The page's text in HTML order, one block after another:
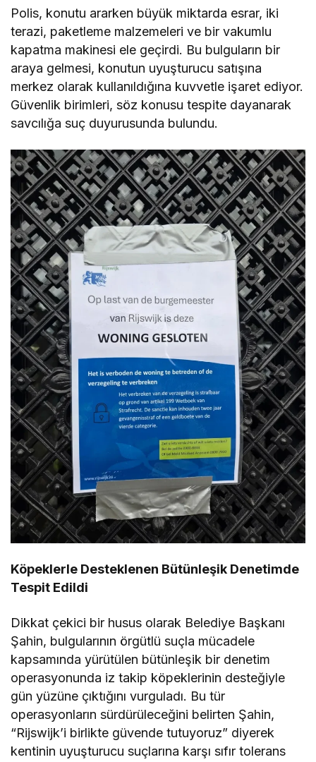
Polis, konutu ararken büyük miktarda esrar, iki
terazi, paketleme malzemeleri ve bir vakumlu
kapatma makinesi ele geçirdi. Bu bulguların bir
araya gelmesi, konutun uyuşturucu satışına
merkez olarak kullanıldığına kuvvetle işaret ediyor.
Güvenlik birimleri, söz konusu tespite dayanarak
savcılığa suç duyurusunda bulundu.
Köpeklerle Desteklenen Bütünleşik Denetimde
Tespit Edildi
Dikkat çekici bir husus olarak Belediye Başkanı
Şahin, bulgularının örgütlü suçla mücadele
kapsamında yürütülen bütünleşik bir denetim
operasyonunda iz takip köpeklerinin desteğiyle
gün yüzüne çıktığını vurguladı. Bu tür
operasyonların sürdürüleceğini belirten Şahin,
“Rijswijk’i birlikte güvende tutuyoruz” diyerek
kentinin uyuşturucu suçlarına karşı sıfır tolerans